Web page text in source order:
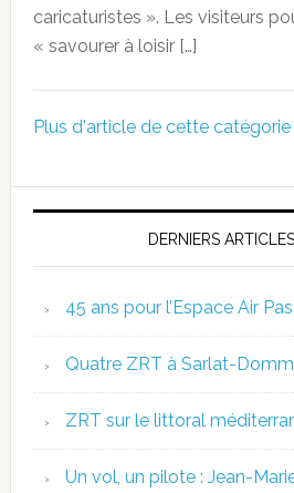
caricaturistes ». Les visiteurs
« savourer à loisir […]
Plus d'article de cette catégorie
DERNIERS
45 ans pour l’Espace Air
Quatre ZRT à Sarlat-
ZRT sur le littoral
Un vol, un pilote : Jean-